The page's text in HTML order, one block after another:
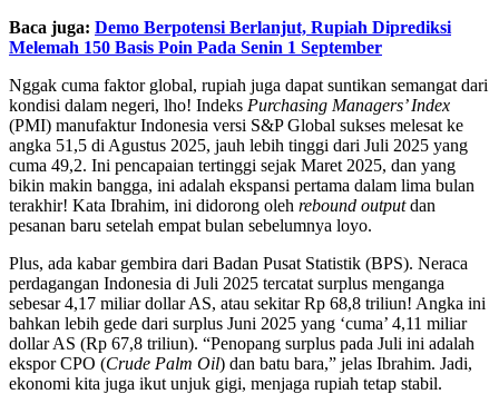
Baca juga: Demo Berpotensi Berlanjut, Rupiah Diprediksi
Melemah 150 Basis Poin Pada Senin 1 September
Nggak cuma faktor global, rupiah juga dapat suntikan semangat dari
kondisi dalam negeri, lho! Indeks Purchasing Managers’ Index
(PMI) manufaktur Indonesia versi S&P Global sukses melesat ke
angka 51,5 di Agustus 2025, jauh lebih tinggi dari Juli 2025 yang
cuma 49,2. Ini pencapaian tertinggi sejak Maret 2025, dan yang
bikin makin bangga, ini adalah ekspansi pertama dalam lima bulan
terakhir! Kata Ibrahim, ini didorong oleh rebound outputdan
pesanan baru setelah empat bulan sebelumnya loyo.
Plus, ada kabar gembira dari Badan Pusat Statistik (BPS). Neraca
perdagangan Indonesia di Juli 2025 tercatat surplus menganga
sebesar 4,17 miliar dollar AS, atau sekitar Rp 68,8 triliun! Angka ini
bahkan lebih gede dari surplus Juni 2025 yang ‘cuma’ 4,11 miliar
dollar AS (Rp 67,8 triliun). “Penopang surplus pada Juli ini adalah
ekspor CPO (Crude Palm Oil) dan batu bara,” jelas Ibrahim. Jadi,
ekonomi kita juga ikut unjuk gigi, menjaga rupiah tetap stabil.